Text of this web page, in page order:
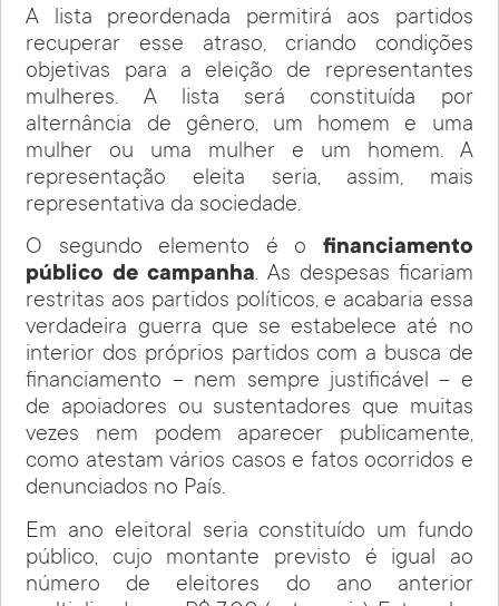
A lista preordenada permitirá aos partidos
recuperar esse atraso, criando condições
objetivas para a eleição de representantes
mulheres. A lista será constituída por
alternância de gênero, um homem e uma
mulher ou uma mulher e um homem. A
representação eleita seria, assim, mais
representativa da sociedade.
O segundo elemento é o financiamento
público de campanha. As despesas ficariam
restritas aos partidos políticos, e acabaria essa
verdadeira guerra que se estabelece até no
interior dos próprios partidos com a busca de
financiamento – nem sempre justificável – e
de apoiadores ou sustentadores que muitas
vezes nem podem aparecer publicamente,
como atestam vários casos e fatos ocorridos e
denunciados no País.
Em ano eleitoral seria constituído um fundo
público, cujo montante previsto é igual ao
número de eleitores do ano anterior